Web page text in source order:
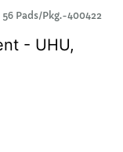
Pads/Pkg.-400422
- UHU,